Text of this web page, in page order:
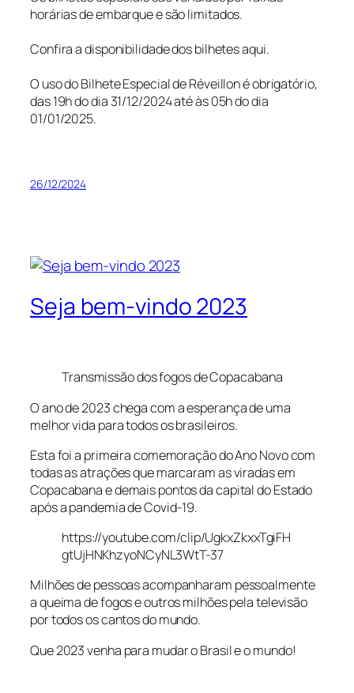
horárias de embarque e são limitados.
Confira a disponibilidade dos bilhetes aqui.
O uso do Bilhete Especial de Réveillon é obrigatório,
das 19h do dia 31/12/2024 até às 05h do dia
01/01/2025.
26/12/2024
Seja bem-vindo 2023
Transmissão dos fogos de Copacabana
O ano de 2023 chega com a esperança de uma
melhor vida para todos os brasileiros.
Esta foi a primeira comemoração do Ano Novo com
todas as atrações que marcaram as viradas em
Copacabana e demais pontos da capital do Estado
após a pandemia de Covid-19.
https://youtube.com/clip/UgkxZkxxTgiFH
gtUjHNKhzyoNCyNL3WtT-37
Milhões de pessoas acompanharam pessoalmente
a queima de fogos e outros milhões pela televisão
por todos os cantos do mundo.
Que 2023 venha para mudar o Brasil e o mundo!